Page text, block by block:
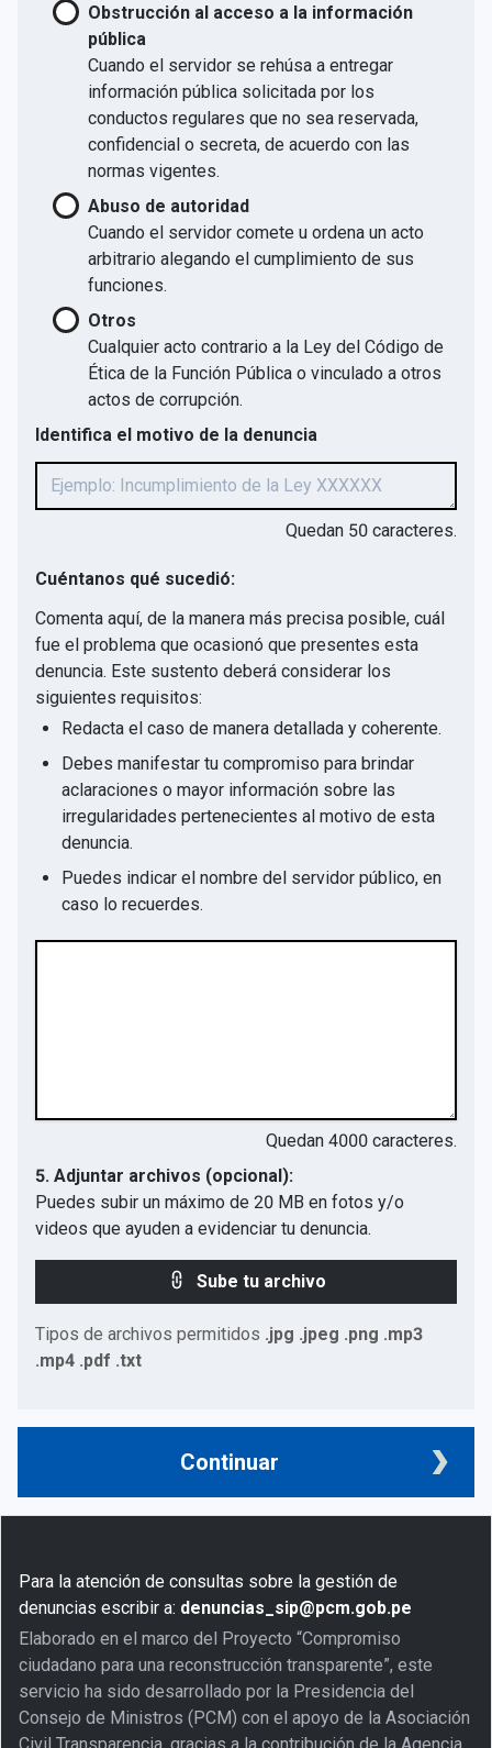
Obstrucción al acceso a la información
pública
Cuando el servidor se rehúsa a entregar
información pública solicitada por los
conductos regulares que no sea reservada,
confidencial o secreta, de acuerdo con las
normas vigentes.
Abuso de autoridad
Cuando el servidor comete u ordena un acto
arbitrario alegando el cumplimiento de sus
funciones.
Otros
Cualquier acto contrario a la Ley del Código de
Ética de la Función Pública o vinculado a otros
actos de corrupción.
Identifica el motivo de la denuncia
Quedan 50 caracteres.
Cuéntanos qué sucedió:
Comenta aquí, de la manera más precisa posible, cuál
fue el problema que ocasionó que presentes esta
denuncia. Este sustento deberá considerar los
siguientes requisitos:
Redacta el caso de manera detallada y coherente.
Debes manifestar tu compromiso para brindar
aclaraciones o mayor información sobre las
irregularidades pertenecientes al motivo de esta
denuncia.
Puedes indicar el nombre del servidor público, en
caso lo recuerdes.
Quedan 4000 caracteres.
5. Adjuntar archivos (opcional):
Puedes subir un máximo de 20 MB en fotos y/o
videos que ayuden a evidenciar tu denuncia.
Sube tu archivo
Tipos de archivos permitidos .jpg .jpeg .png .mp3
.mp4 .pdf .txt
Continuar
Para la atención de consultas sobre la gestión de
denuncias escribir a: denuncias_sip@pcm.gob.pe
Elaborado en el marco del Proyecto “Compromiso
ciudadano para una reconstrucción transparente”, este
servicio ha sido desarrollado por la Presidencia del
Consejo de Ministros (PCM) con el apoyo de la Asociación